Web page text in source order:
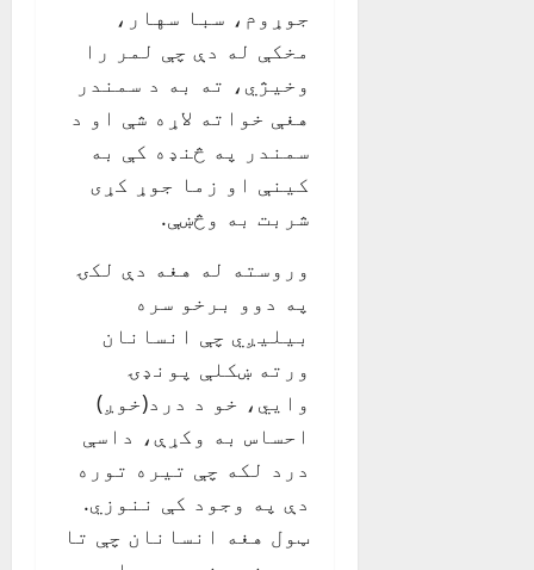
جوړوم، سبا سهار،
مخکې له دې چې لمر را
وخیژي، ته به د سمندر
هغې خواته لاړه شې او د
سمندر په څنډه کې به
کینې او زما جوړ کړی
شربت به وڅښې.
وروسته له هغه دې لکۍ
په دوو برخو سره
بیلیږي چې انسانان
ورته ښکلې پونډۍ
وايي، خو د درد(خوږ)
احساس به وکړې، داسې
درد لکه چې تیره توره
دې په وجود کې ننوزي.
ټول هغه انسانان چې تا